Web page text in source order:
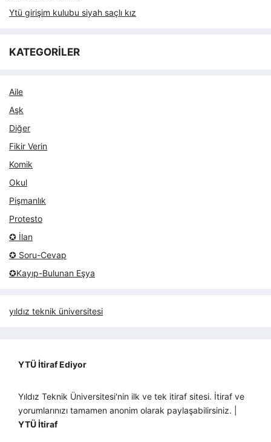
Ytü girişim kulubu siyah saçlı kız
KATEGORİLER
Aile
Aşk
Diğer
Fikir Verin
Komik
Okul
Pişmanlık
Protesto
✪ İlan
✪ Soru-Cevap
✪Kayıp-Bulunan Eşya
yıldız teknik üniversitesi
YTÜ İtiraf Ediyor
Yıldız Teknik Üniversitesi'nin ilk ve tek itiraf sitesi. İtiraf ve
yorumlarınızı tamamen anonim olarak paylaşabilirsiniz. |
YTÜ İtiraf